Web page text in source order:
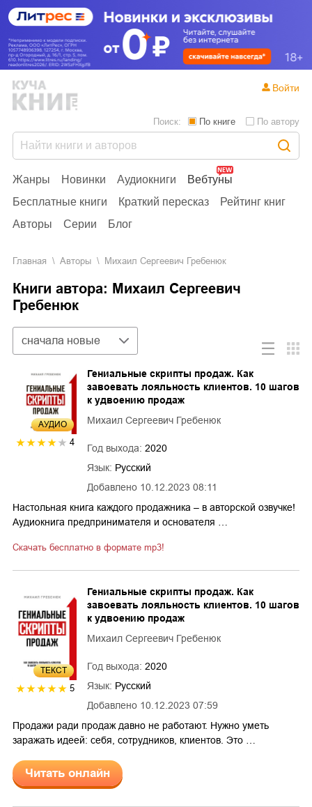
Жанры Новинки Аудиокниги
Вебтуны
Бесплатные книги
Краткий пересказ
Рейтинг книг
Авторы
Серии Блог
Поиск: По книге По автору
Войти
Главная Aвторы Михаил Сергеевич Гребенюк
Книги автора: Михаил Сергеевич
Гребенюк
Сортировка
сначала новые
AУДИО
4
Добавлено 10.12.2023 08:11
Гениальные скрипты продаж. Как
завоевать лояльность клиентов. 10 шагов
к удвоению продаж
Михаил Сергеевич Гребенюк
Год выхода: 2020
Язык: Русский
Настольная книга каждого продажника – в авторской озвучке!
Аудиокнига предпринимателя и основателя …
Скачать бесплатно в формате mp3!
ТЕКСТ
5
Добавлено 10.12.2023 07:59
Гениальные скрипты продаж. Как
завоевать лояльность клиентов. 10 шагов
к удвоению продаж
Михаил Сергеевич Гребенюк
Год выхода: 2020
Язык: Русский
Продажи ради продаж давно не работают. Нужно уметь
заражать идеей: себя, сотрудников, клиентов. Это …
Читать онлайн